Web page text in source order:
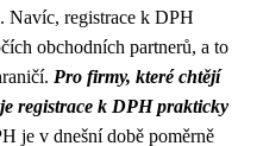
Navíc, registrace k DPH
obchodních partnerů, a to
Pro firmy, které chtějí
registrace k DPH prakticky
je v dnešní době poměrně